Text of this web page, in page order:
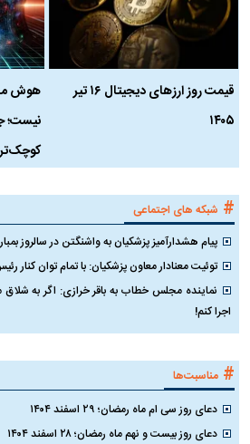
قیمت روز ارز‌های دیجیتال ۱۶ تیر
۱۴۰۵
هوش
نیست؛
# شبکه های اجتماعی
پیام هشدارآمیز پزشکیان به واشنگتن در سالروز
توئیت معنادار معاون پزشکیان: با تمام توان کنار
نماینده مجلس خطاب به باقر خرازی: اگر به
اجرا کنم!
# مناسبت‌ها
دعای روز سی ام ماه رمضان؛ ۲۹ اسفند ۱۴۰۴
دعای روز بیست و نهم ماه رمضان؛ ۲۸ اسفند ۱۴۰۴